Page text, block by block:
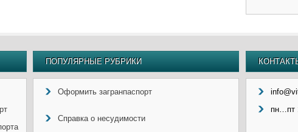
ПОПУЛЯРНЫЕ РУБРИКИ
Оформить загранпаспорт
Справка о несудимости
пн…пт